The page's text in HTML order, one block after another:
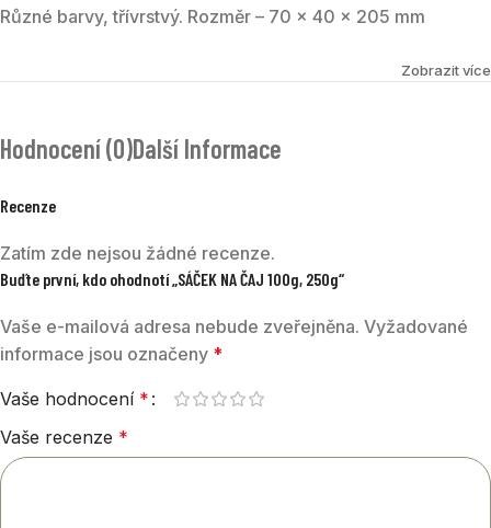
Různé barvy, třívrstvý. Rozměr – 70 x 40 x 205 mm
Zobrazit více
Hodnocení (0)Další Informace
Recenze
Zatím zde nejsou žádné recenze.
Buďte první, kdo ohodnotí „SÁČEK NA ČAJ 100g, 250g“
Vaše e-mailová adresa nebude zveřejněna. Vyžadované
informace jsou označeny *
Vaše hodnocení *
Vaše recenze *